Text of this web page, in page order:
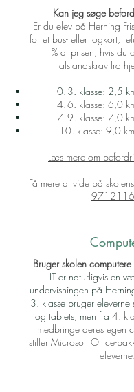
Kan jeg søge
Er du elev på Herning
for et bus- eller togkort,
% af prisen, hvis du
afstandskrav fra
0.-3. klasse: 2,5
4.-6. klasse: 6,0
7.-9. klasse: 7,0
10. klasse: 9,0
Læs mere om
Få mere at vide på
Bruger skolen
IT er naturligvis en
undervisningen på
3. klasse bruger eleverne
og tablets, men fra 4.
medbringe deres egen
stiller Microsoft Office-
eleverne.